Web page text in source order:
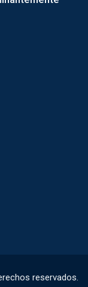
reservados.